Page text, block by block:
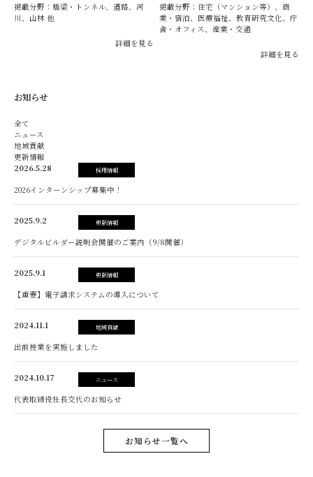
掲載分野：橋梁・トンネル、道路、河
川、山林 他
詳細を見る
掲載分野：住宅（マンション等）、商
業・宿泊、医療福祉、教育研究文化、庁
舎・オフィス、産業・交通
詳細を見る
お知らせ
全て
ニュース
地域貢献
更新情報
2026.5.28
採用情報
2026インターンシップ募集中！
2025.9.2 更新情報
デジタルビルダー説明会開催のご案内（9/8開催）
2025.9.1 更新情報
【重要】電子請求システムの導入について
2024.11.1 地域貢献
出前授業を実施しました
2024.10.17 ニュース
代表取締役社長交代のお知らせ
お知らせ一覧へ